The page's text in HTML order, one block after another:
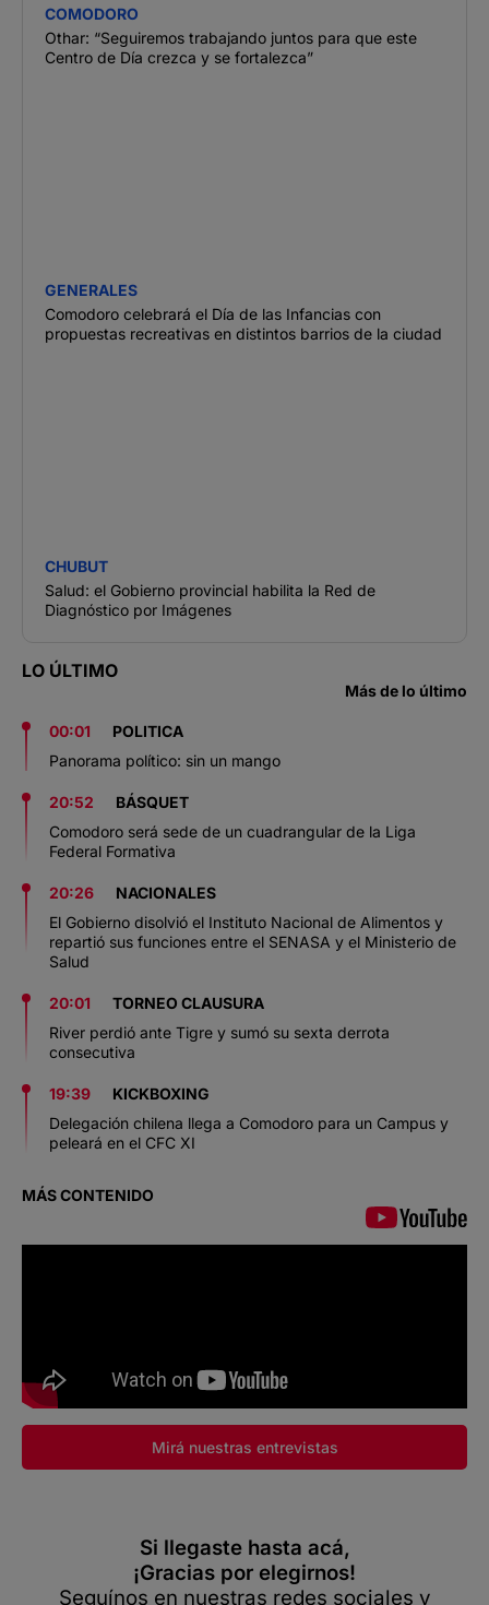
COMODORO
Othar: “Seguiremos trabajando juntos para que este
Centro de Día crezca y se fortalezca”
GENERALES
Comodoro celebrará el Día de las Infancias con
propuestas recreativas en distintos barrios de la ciudad
CHUBUT
Salud: el Gobierno provincial habilita la Red de
Diagnóstico por Imágenes
LO ÚLTIMO
Más de lo último
00:01
POLITICA
Panorama político: sin un mango
20:52
BÁSQUET
Comodoro será sede de un cuadrangular de la Liga
Federal Formativa
20:26
NACIONALES
El Gobierno disolvió el Instituto Nacional de Alimentos y
repartió sus funciones entre el SENASA y el Ministerio de
Salud
20:01
TORNEO CLAUSURA
River perdió ante Tigre y sumó su sexta derrota
consecutiva
19:39
KICKBOXING
Delegación chilena llega a Comodoro para un Campus y
peleará en el CFC XI
MÁS CONTENIDO
Mirá nuestras entrevistas
Si llegaste hasta acá,
¡Gracias por elegirnos!
Seguínos en nuestras redes sociales y